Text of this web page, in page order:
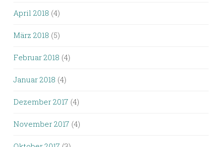
April 2018 (4)
März 2018 (5)
Februar 2018 (4)
Januar 2018 (4)
Dezember 2017 (4)
November 2017 (4)